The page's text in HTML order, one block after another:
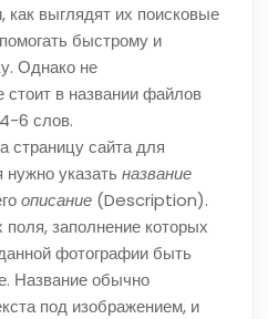
как выглядят их поисковые
быстрому и
Однако не
стоит в названии файлов
6 слов.
страницу сайта для
нужно указатьназвание
описание (Description).
заполнение которых
фотографии быть
Название обычно
под изображением, и